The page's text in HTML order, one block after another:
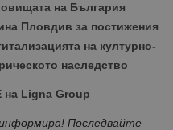
на България
Пловдив за постижения
на културно-
наследство
на Ligna Group
Последвайте